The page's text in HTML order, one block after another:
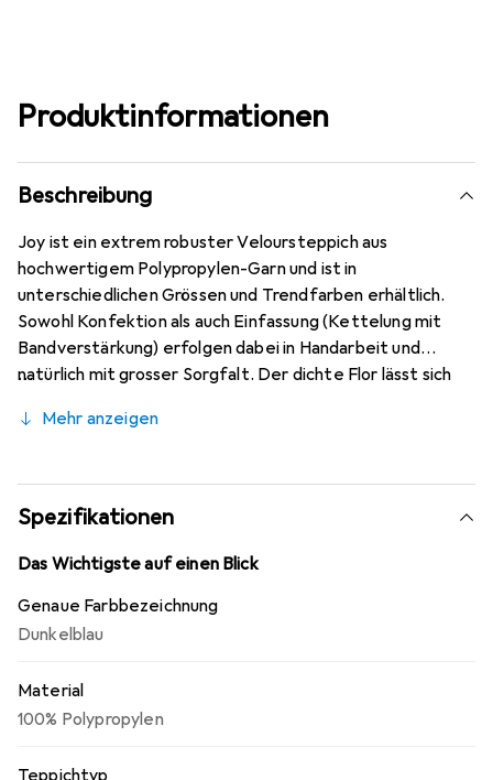
Produktinformationen
Beschreibung
Joy ist ein extrem robuster Veloursteppich aus
hochwertigem Polypropylen-Garn und ist in
unterschiedlichen Grössen und Trendfarben erhältlich.
Sowohl Konfektion als auch Einfassung (Kettelung mit
Bandverstärkung) erfolgen dabei in Handarbeit und
natürlich mit grosser Sorgfalt. Der dichte Flor lässt sich
Dieser Teppich ist schadstoffgeprüft durch die
Mehr anzeigen
Spezifikationen
Das Wichtigste auf einen Blick
Genaue Farbbezeichnung
Dunkelblau
Material
100% Polypropylen
Teppichtyp